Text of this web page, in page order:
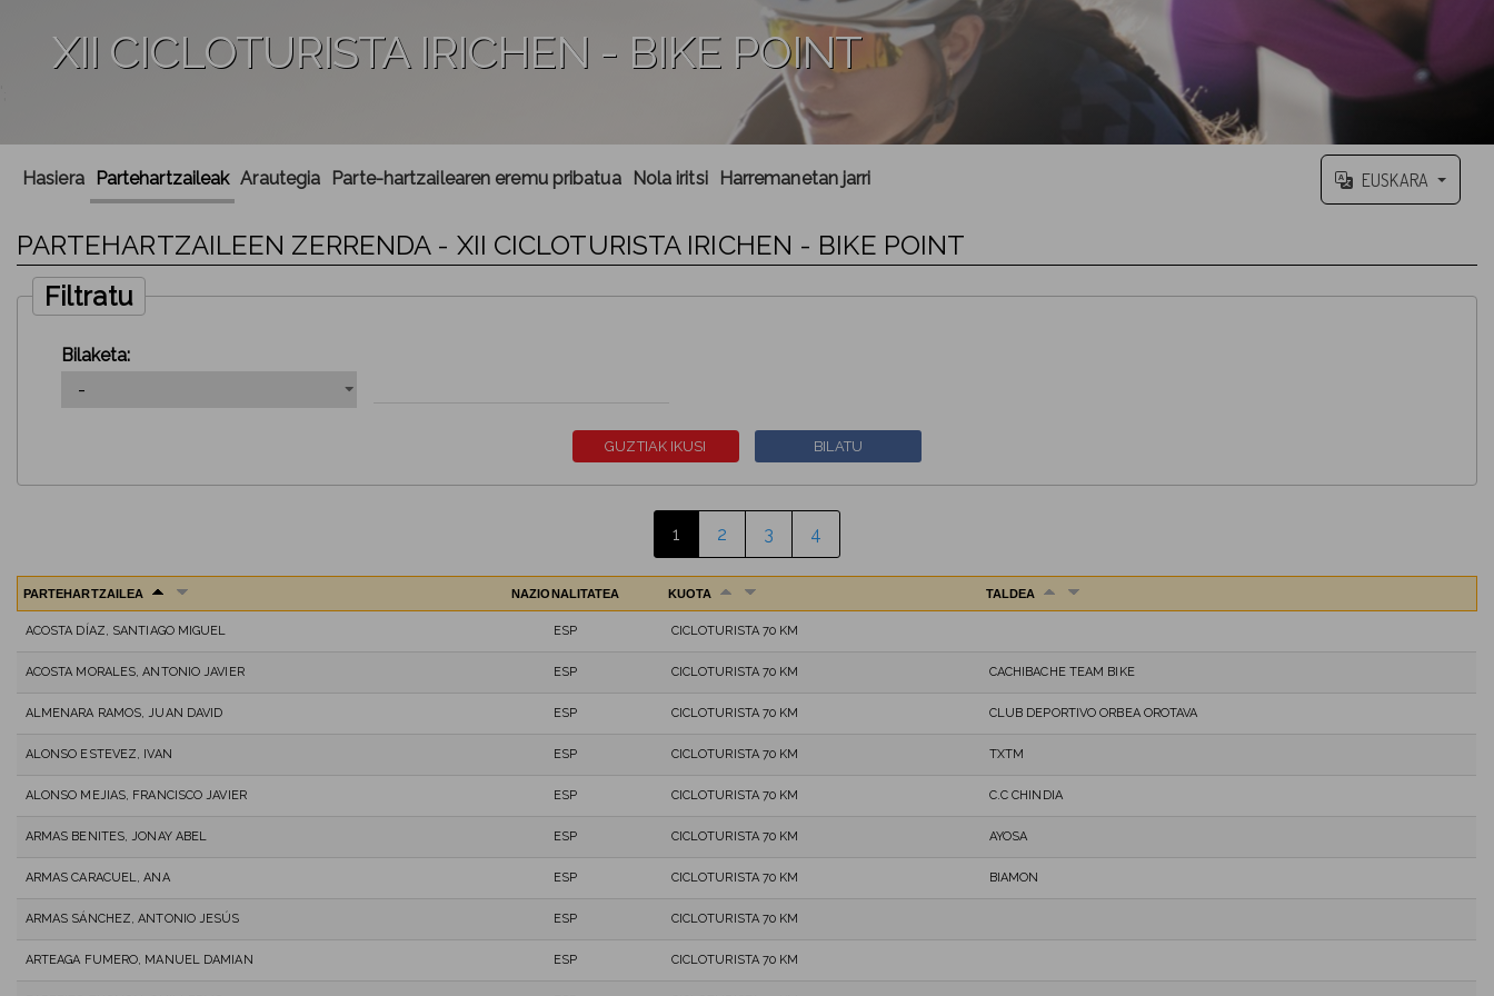
XII CICLOTURISTA IRICHEN - BIKE POINT
Hasiera Partehartzaileak Arautegia Parte-hartzailearen eremu pribatua Nola iritsi Harremanetan jarri EUSKARA
PARTEHARTZAILEEN ZERRENDA - XII CICLOTURISTA IRICHEN - BIKE POINT
Filtratu
Bilaketa:
1 2 3 4
PARTEHARTZAILEA NAZIONALITATEA KUOTA TALDEA
ACOSTA DÍAZ, SANTIAGO MIGUEL ESP CICLOTURISTA 70 KM
ACOSTA MORALES, ANTONIO JAVIER ESP CICLOTURISTA 70 KM CACHIBACHE TEAM BIKE
ALMENARA RAMOS, JUAN DAVID ESP CICLOTURISTA 70 KM CLUB DEPORTIVO ORBEA OROTAVA
ALONSO ESTEVEZ, IVAN ESP CICLOTURISTA 70 KM TXTM
ALONSO MEJIAS, FRANCISCO JAVIER ESP CICLOTURISTA 70 KM C.C CHINDIA
ARMAS BENITES, JONAY ABEL ESP CICLOTURISTA 70 KM AYOSA
ARMAS CARACUEL, ANA ESP CICLOTURISTA 70 KM BIAMON
ARMAS SÁNCHEZ, ANTONIO JESÚS ESP CICLOTURISTA 70 KM
ARTEAGA FUMERO, MANUEL DAMIAN ESP CICLOTURISTA 70 KM